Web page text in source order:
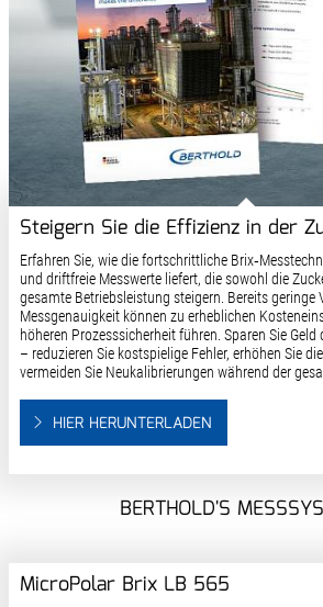
Steigern Sie die Effizienz in der
Erfahren Sie, wie die fortschrittliche
und driftfreie Messwerte liefert, die sowohl die
gesamte Betriebsleistung steigern. Bereits geringe
Messgenauigkeit können zu erheblichen
höheren Prozesssicherheit führen. Sparen Sie Geld
– reduzieren Sie kostspielige Fehler, erhöhen Sie
vermeiden Sie Neukalibrierungen während der
HIER HERUNTERLADEN
BERTHOLD'S
MicroPolar Brix LB 565